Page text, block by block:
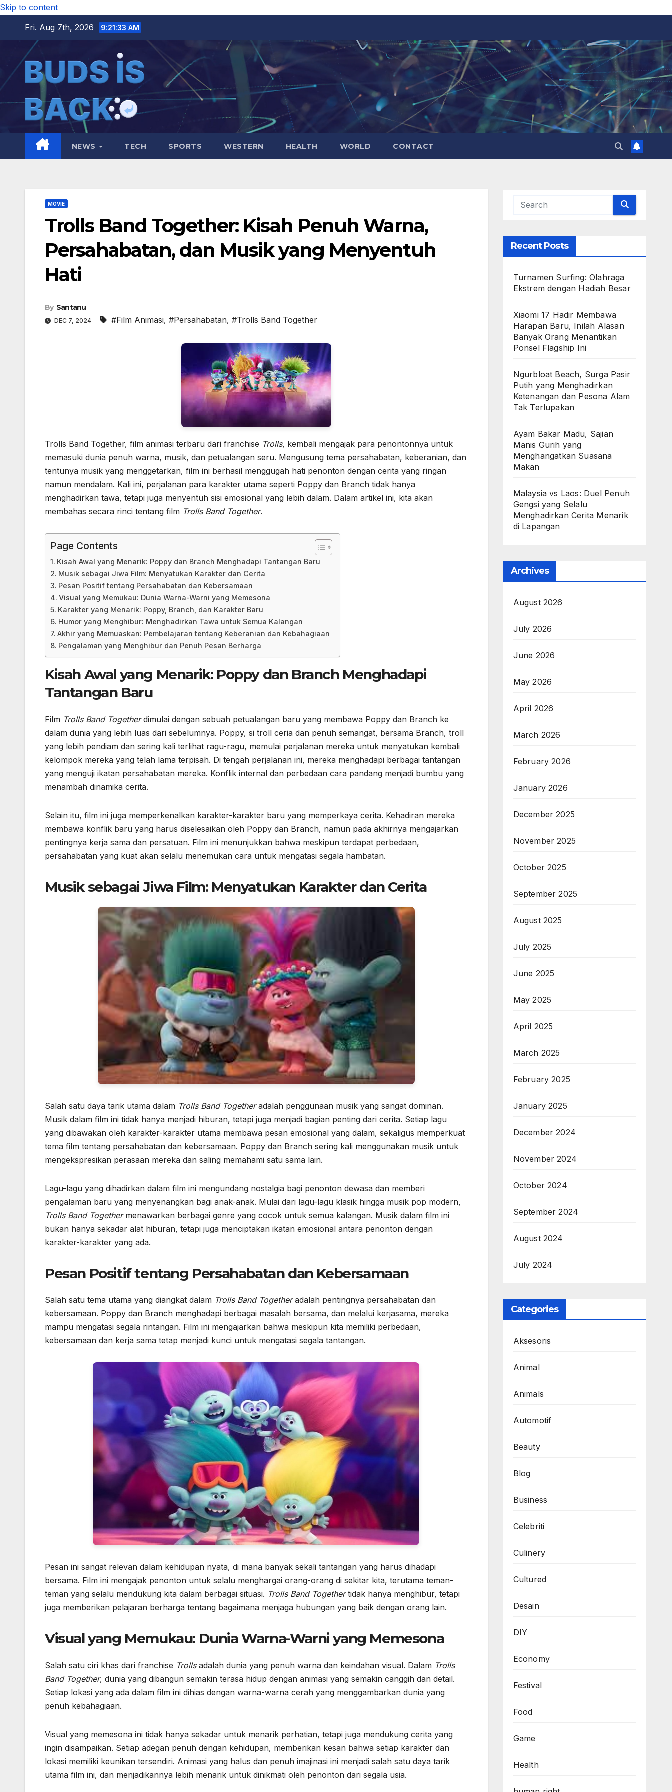
Skip to content
Fri. Aug 7th, 2026
9:21:34 AM
NEWS TECH SPORTS WESTERN HEALTH WORLD CONTACT
MOVIE
Trolls Band Together: Kisah Penuh Warna,
Persahabatan, dan Musik yang Menyentuh
Hati
By Santanu
DEC 7, 2024 #Film Animasi, #Persahabatan, #Trolls Band Together
Trolls Band Together, film animasi terbaru dari franchise Trolls, kembali mengajak para penontonnya untuk
memasuki dunia penuh warna, musik, dan petualangan seru. Mengusung tema persahabatan, keberanian, dan
tentunya musik yang menggetarkan, film ini berhasil menggugah hati penonton dengan cerita yang ringan
namun mendalam. Kali ini, perjalanan para karakter utama seperti Poppy dan Branch tidak hanya
menghadirkan tawa, tetapi juga menyentuh sisi emosional yang lebih dalam. Dalam artikel ini, kita akan
membahas secara rinci tentang film Trolls Band Together.
Page Contents
Kisah Awal yang Menarik: Poppy dan Branch Menghadapi Tantangan Baru
Musik sebagai Jiwa Film: Menyatukan Karakter dan Cerita
Pesan Positif tentang Persahabatan dan Kebersamaan
Visual yang Memukau: Dunia Warna-Warni yang Memesona
Karakter yang Menarik: Poppy, Branch, dan Karakter Baru
Humor yang Menghibur: Menghadirkan Tawa untuk Semua Kalangan
Akhir yang Memuaskan: Pembelajaran tentang Keberanian dan Kebahagiaan
Pengalaman yang Menghibur dan Penuh Pesan Berharga
Kisah Awal yang Menarik: Poppy dan Branch Menghadapi
Tantangan Baru
Film Trolls Band Togetherdimulai dengan sebuah petualangan baru yang membawa Poppy dan Branch ke
dalam dunia yang lebih luas dari sebelumnya. Poppy, si troll ceria dan penuh semangat, bersama Branch, troll
yang lebih pendiam dan sering kali terlihat ragu-ragu, memulai perjalanan mereka untuk menyatukan kembali
kelompok mereka yang telah lama terpisah. Di tengah perjalanan ini, mereka menghadapi berbagai tantangan
yang menguji ikatan persahabatan mereka. Konflik internal dan perbedaan cara pandang menjadi bumbu yang
menambah dinamika cerita.
Selain itu, film ini juga memperkenalkan karakter-karakter baru yang memperkaya cerita. Kehadiran mereka
membawa konflik baru yang harus diselesaikan oleh Poppy dan Branch, namun pada akhirnya mengajarkan
pentingnya kerja sama dan persatuan. Film ini menunjukkan bahwa meskipun terdapat perbedaan,
persahabatan yang kuat akan selalu menemukan cara untuk mengatasi segala hambatan.
Musik sebagai Jiwa Film: Menyatukan Karakter dan Cerita
Salah satu daya tarik utama dalam Trolls Band Togetheradalah penggunaan musik yang sangat dominan.
Musik dalam film ini tidak hanya menjadi hiburan, tetapi juga menjadi bagian penting dari cerita. Setiap lagu
yang dibawakan oleh karakter-karakter utama membawa pesan emosional yang dalam, sekaligus memperkuat
tema film tentang persahabatan dan kebersamaan. Poppy dan Branch sering kali menggunakan musik untuk
mengekspresikan perasaan mereka dan saling memahami satu sama lain.
Lagu-lagu yang dihadirkan dalam film ini mengundang nostalgia bagi penonton dewasa dan memberi
pengalaman baru yang menyenangkan bagi anak-anak. Mulai dari lagu-lagu klasik hingga musik pop modern,
Trolls Band Togethermenawarkan berbagai genre yang cocok untuk semua kalangan. Musik dalam film ini
bukan hanya sekadar alat hiburan, tetapi juga menciptakan ikatan emosional antara penonton dengan
karakter-karakter yang ada.
Pesan Positif tentang Persahabatan dan Kebersamaan
Salah satu tema utama yang diangkat dalam Trolls Band Togetheradalah pentingnya persahabatan dan
kebersamaan. Poppy dan Branch menghadapi berbagai masalah bersama, dan melalui kerjasama, mereka
mampu mengatasi segala rintangan. Film ini mengajarkan bahwa meskipun kita memiliki perbedaan,
kebersamaan dan kerja sama tetap menjadi kunci untuk mengatasi segala tantangan.
Pesan ini sangat relevan dalam kehidupan nyata, di mana banyak sekali tantangan yang harus dihadapi
bersama. Film ini mengajak penonton untuk selalu menghargai orang-orang di sekitar kita, terutama teman-
teman yang selalu mendukung kita dalam berbagai situasi. Trolls Band Togethertidak hanya menghibur, tetapi
juga memberikan pelajaran berharga tentang bagaimana menjaga hubungan yang baik dengan orang lain.
Visual yang Memukau: Dunia Warna-Warni yang Memesona
Salah satu ciri khas dari franchise Trollsadalah dunia yang penuh warna dan keindahan visual. Dalam Trolls
Band Together, dunia yang dibangun semakin terasa hidup dengan animasi yang semakin canggih dan detail.
Setiap lokasi yang ada dalam film ini dihias dengan warna-warna cerah yang menggambarkan dunia yang
penuh kebahagiaan.
Visual yang memesona ini tidak hanya sekadar untuk menarik perhatian, tetapi juga mendukung cerita yang
ingin disampaikan. Setiap adegan penuh dengan kehidupan, memberikan kesan bahwa setiap karakter dan
lokasi memiliki keunikan tersendiri. Animasi yang halus dan penuh imajinasi ini menjadi salah satu daya tarik
utama film ini, dan menjadikannya lebih menarik untuk dinikmati oleh penonton dari segala usia.
Recent Posts
Turnamen Surfing: Olahraga
Ekstrem dengan Hadiah Besar
Xiaomi 17 Hadir Membawa
Harapan Baru, Inilah Alasan
Banyak Orang Menantikan
Ponsel Flagship Ini
Ngurbloat Beach, Surga Pasir
Putih yang Menghadirkan
Ketenangan dan Pesona Alam
Tak Terlupakan
Ayam Bakar Madu, Sajian
Manis Gurih yang
Menghangatkan Suasana
Makan
Malaysia vs Laos: Duel Penuh
Gengsi yang Selalu
Menghadirkan Cerita Menarik
di Lapangan
Archives
August 2026
July 2026
June 2026
May 2026
April 2026
March 2026
February 2026
January 2026
December 2025
November 2025
October 2025
September 2025
August 2025
July 2025
June 2025
May 2025
April 2025
March 2025
February 2025
January 2025
December 2024
November 2024
October 2024
September 2024
August 2024
July 2024
Categories
Aksesoris
Animal
Animals
Automotif
Beauty
Blog
Business
Celebriti
Culinery
Cultured
Desain
DIY
Economy
Festival
Food
Game
Health